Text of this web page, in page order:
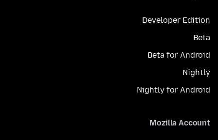
Developer Edition
Beta
Beta for Android
Nightly
Nightly for Android
Mozilla Account